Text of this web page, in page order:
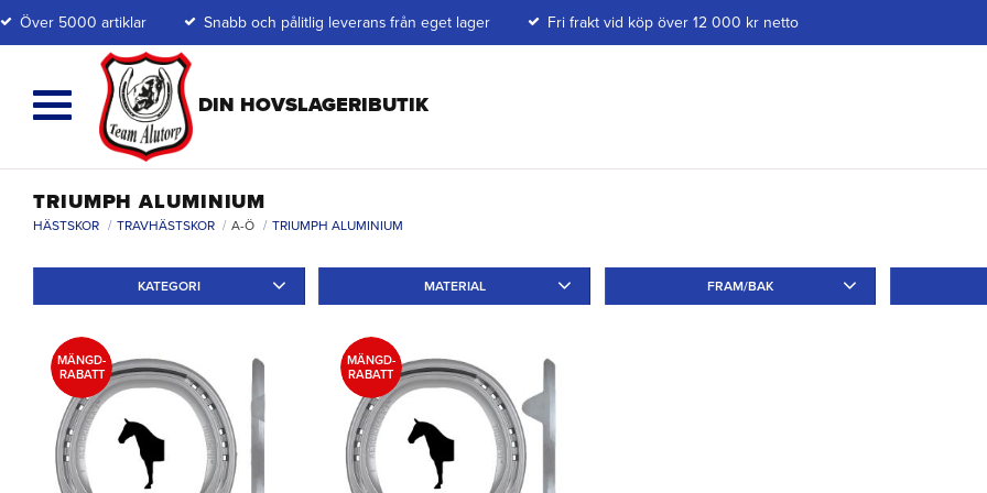
Över 5000 artiklar Snabb och pålitlig leverans från eget lager Fri frakt vid köp över 12 000 kr netto
TRIUMPH ALUMINIUM
HÄSTSKOR TRAVHÄSTSKOR A-Ö TRIUMPH ALUMINIUM
KATEGORI MATERIAL FRAM/BAK
MÄNGD-
RABATT
MÄNGD-
RABATT